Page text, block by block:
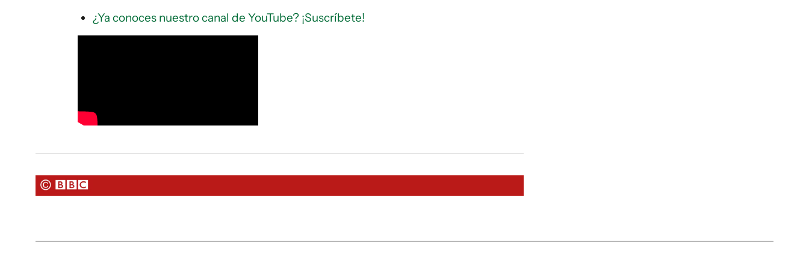
¿Ya conoces nuestro canal de YouTube? ¡Suscríbete!